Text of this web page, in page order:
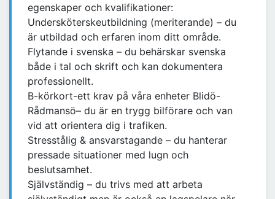
egenskaper och kvalifikationer:
Undersköterskeutbildning (meriterande) – du
är utbildad och erfaren inom ditt område.
Flytande i svenska – du behärskar svenska
både i tal och skrift och kan dokumentera
professionellt.
B-körkort-ett krav på våra enheter Blidö-
Rådmansö– du är en trygg bilförare och van
vid att orientera dig i trafiken.
Stresstålig & ansvarstagande – du hanterar
pressade situationer med lugn och
beslutsamhet.
Självständig – du trivs med att arbeta